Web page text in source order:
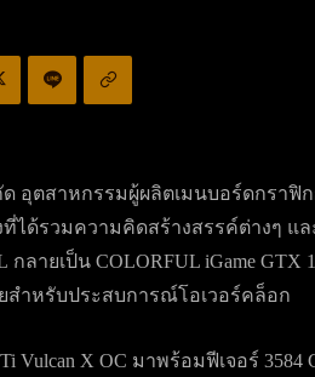
กัด อุตสาหกรรมผู้ผลิตเมนบอร์ดกรา
ที่ได้รวมความคิดสร้างสรรค์ต่างๆ
กลายเป็น COLORFUL iGame
ำหรับประสบการณ์โอเวอร์คล็อก
Vulcan X OC มาพร้อมฟีเจอร์